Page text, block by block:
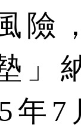
險
」
年